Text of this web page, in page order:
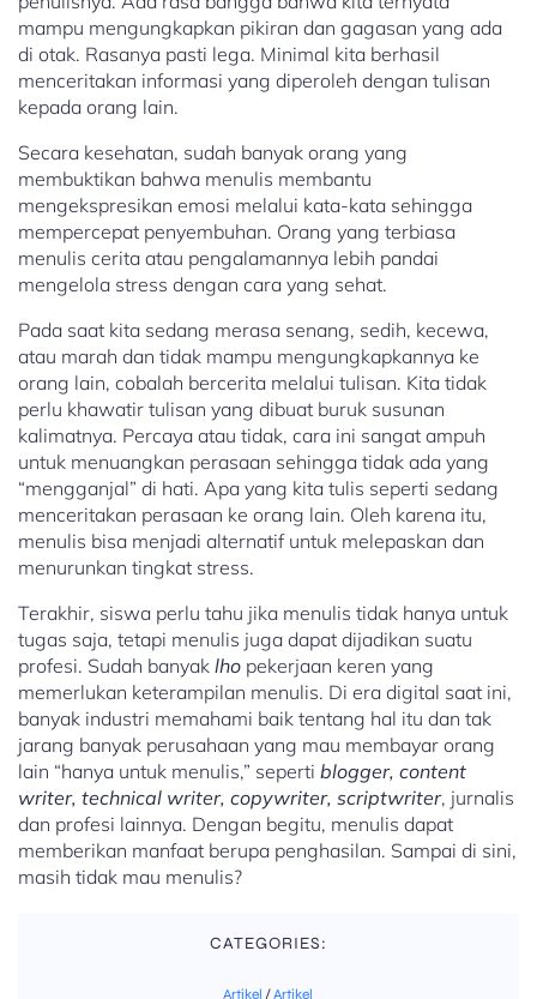
mampu mengungkapkan pikiran dan gagasan yang ada
di otak. Rasanya pasti lega. Minimal kita berhasil
menceritakan informasi yang diperoleh dengan tulisan
kepada orang lain.
Secara kesehatan, sudah banyak orang yang
membuktikan bahwa menulis membantu
mengekspresikan emosi melalui kata-kata sehingga
mempercepat penyembuhan. Orang yang terbiasa
menulis cerita atau pengalamannya lebih pandai
mengelola stress dengan cara yang sehat.
Pada saat kita sedang merasa senang, sedih, kecewa,
atau marah dan tidak mampu mengungkapkannya ke
orang lain, cobalah bercerita melalui tulisan. Kita tidak
perlu khawatir tulisan yang dibuat buruk susunan
kalimatnya. Percaya atau tidak, cara ini sangat ampuh
untuk menuangkan perasaan sehingga tidak ada yang
“mengganjal” di hati. Apa yang kita tulis seperti sedang
menceritakan perasaan ke orang lain. Oleh karena itu,
menulis bisa menjadi alternatif untuk melepaskan dan
menurunkan tingkat stress.
Terakhir, siswa perlu tahu jika menulis tidak hanya untuk
tugas saja, tetapi menulis juga dapat dijadikan suatu
profesi. Sudah banyak lho pekerjaan keren yang
memerlukan keterampilan menulis. Di era digital saat ini,
banyak industri memahami baik tentang hal itu dan tak
jarang banyak perusahaan yang mau membayar orang
lain “hanya untuk menulis,” seperti blogger, content
writer, technical writer, copywriter, scriptwriter, jurnalis
dan profesi lainnya. Dengan begitu, menulis dapat
memberikan manfaat berupa penghasilan. Sampai di sini,
masih tidak mau menulis?
CATEGORIES:
Artikel /Artikel